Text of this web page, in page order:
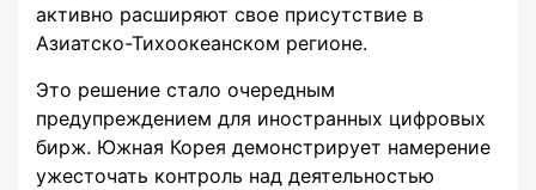
активно расширяют свое присутствие в
Азиатско-Тихоокеанском регионе.
Это решение стало очередным
предупреждением для иностранных цифровых
бирж. Южная Корея демонстрирует намерение
ужесточать контроль над деятельностью